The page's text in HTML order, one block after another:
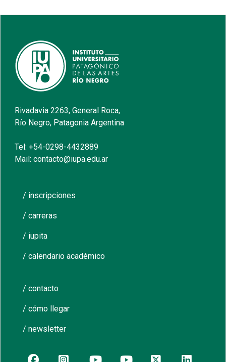
Rivadavia 2263, General Roca,
Río Negro, Patagonia Argentina
Tel: +54-0298-4432889
Mail: contacto@iupa.edu.ar
/ inscripciones
/ carreras
/ iupita
/ calendario académico
/ contacto
/ cómo llegar
/ newsletter